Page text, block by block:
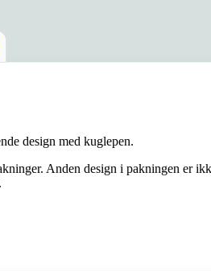
design med kuglepen.
Anden design i pakningen er